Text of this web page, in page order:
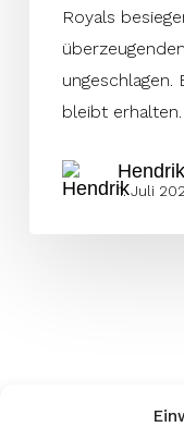
Royals
ungeschlagen.
bleibt erhalten.
Hendrik
1. Juli